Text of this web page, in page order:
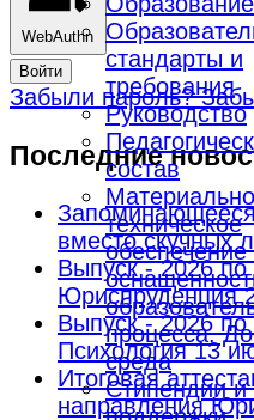
стандарты и
требования
Руководство
состав
техническое
обеспечение
процесса.
среда
Стипендии
WebAuthn
Войти
Забыли пароль?
Последние
вместо скучных
Выпуск - 2026
Юриспруденция
Выпуск - 2026
Психология13
Итоговая
направления